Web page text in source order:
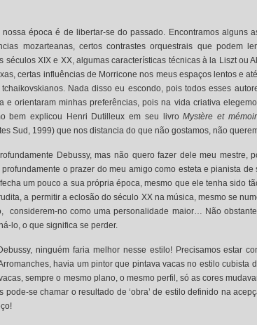
nossa época é de libertar-se do passado. Encontramos alguns
mozarteanas, certos contrastes orquestrais que podem
séculos XIX e XX, algumas características técnicas à la Liszt ou
certas influências de Morricone nos meus espaços lentos e
Nada disso eu escondo, pois todos esses
e orientaram minhas preferências, pois na vida criativa
bem explicou Henri Dutilleux em seu livroMystère et
Sud, 1999) que nos distancia do que não gostamos, não
Debussy, mas não quero fazer dele meu mestre,
o prazer do meu amigo como esteta e pianista
um pouco a sua própria época, mesmo que ele tenha sido
a permitir a eclosão do século XX na música, mesmo se
considerem-no como uma personalidade maior… Não
lo, o que significa se perder.
ninguém faria melhor nesse estilo! Precisamos estar
havia um pintor que pintava vacas no estilo cubista
sempre o mesmo plano, o mesmo perfil, só as cores
pode-se chamar o resultado de ‘obra’ de estilo definido na